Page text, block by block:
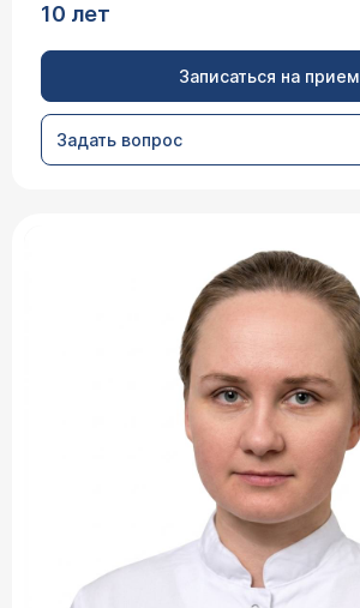
10 лет
Записаться на прием
Задать вопрос